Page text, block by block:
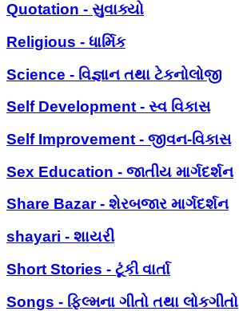
Quotation - સુવાક્યો
Religious - ધાર્મિક
Science - વિજ્ઞાન તથા ટેકનોલોજી
Self Development - સ્વ વિકાસ
Self Improvement - જીવન-વિકાસ
Sex Education - જાતીય માર્ગદર્શન
Share Bazar - શેરબજાર માર્ગદર્શન
shayari - શાયરી
Short Stories - ટૂંકી વાર્તા
Songs - ફિલ્મના ગીતો તથા લોકગીતો